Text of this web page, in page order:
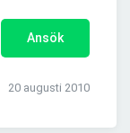
Ansök
20 augusti 2010